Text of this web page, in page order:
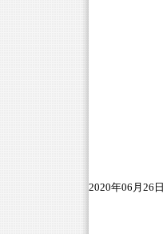
2020年06月26日